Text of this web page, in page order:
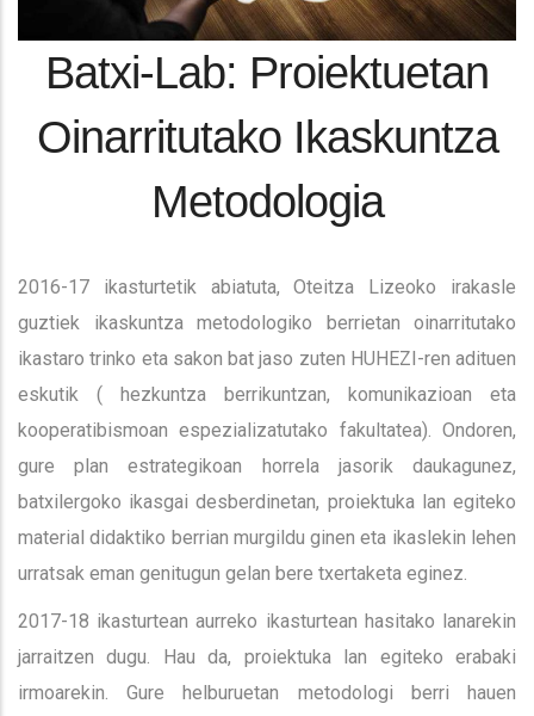
Batxi-Lab: Proiektuetan
Oinarritutako Ikaskuntza
Metodologia
2016-17 ikasturtetik abiatuta, Oteitza Lizeoko irakasle
guztiek ikaskuntza metodologiko berrietan oinarritutako
ikastaro trinko eta sakon bat jaso zuten HUHEZI-ren adituen
eskutik ( hezkuntza berrikuntzan, komunikazioan eta
kooperatibismoan espezializatutako fakultatea). Ondoren,
gure plan estrategikoan horrela jasorik daukagunez,
batxilergoko ikasgai desberdinetan, proiektuka lan egiteko
material didaktiko berrian murgildu ginen eta ikaslekin lehen
urratsak eman genitugun gelan bere txertaketa eginez.
2017-18 ikasturtean aurreko ikasturtean hasitako lanarekin
jarraitzen dugu. Hau da, proiektuka lan egiteko erabaki
irmoarekin. Gure helburuetan metodologi berri hauen